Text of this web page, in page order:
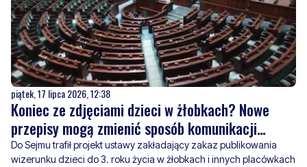
piątek, 17 lipca 2026, 12:38
Koniec ze zdjęciami dzieci w żłobkach? Nowe
przepisy mogą zmienić sposób komunikacji
placówek
Do Sejmu trafił projekt ustawy zakładający zakaz publikowania
wizerunku dzieci do 3. roku życia w żłobkach i innych placówkach